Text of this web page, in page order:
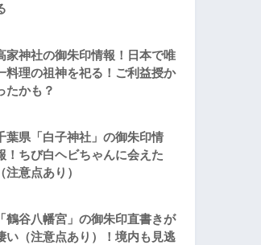
家神社の御朱印情報！日本で唯
料理の祖神を祀る！ご利益授か
たかも？
葉県「白子神社」の御朱印情
！ちび白ヘビちゃんに会えた
（注意点あり）
「鶴谷八幡宮」の御朱印直書きが
い（注意点あり）！境内も見逃